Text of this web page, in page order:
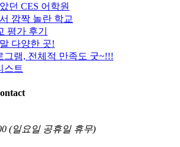
던 CES 어학원
깜짝 놀란 학교
평가 후기
다양한 곳!
그램, 전체적 만족도 굿~!!!
스트
(일요일 공휴일 휴무)